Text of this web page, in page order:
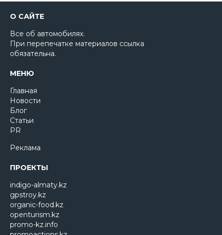
О САЙТЕ
Все об автомобилях.
При перепечатке материалов ссылка
обязательна.
МЕНЮ
Главная
Новости
Блог
Статьи
PR
Реклама
ПРОЕКТЫ
indigo-almaty.kz
gpstroy.kz
organic-food.kz
openturism.kz
promo-kz.info